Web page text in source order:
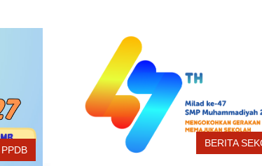
PPDB
BERITA